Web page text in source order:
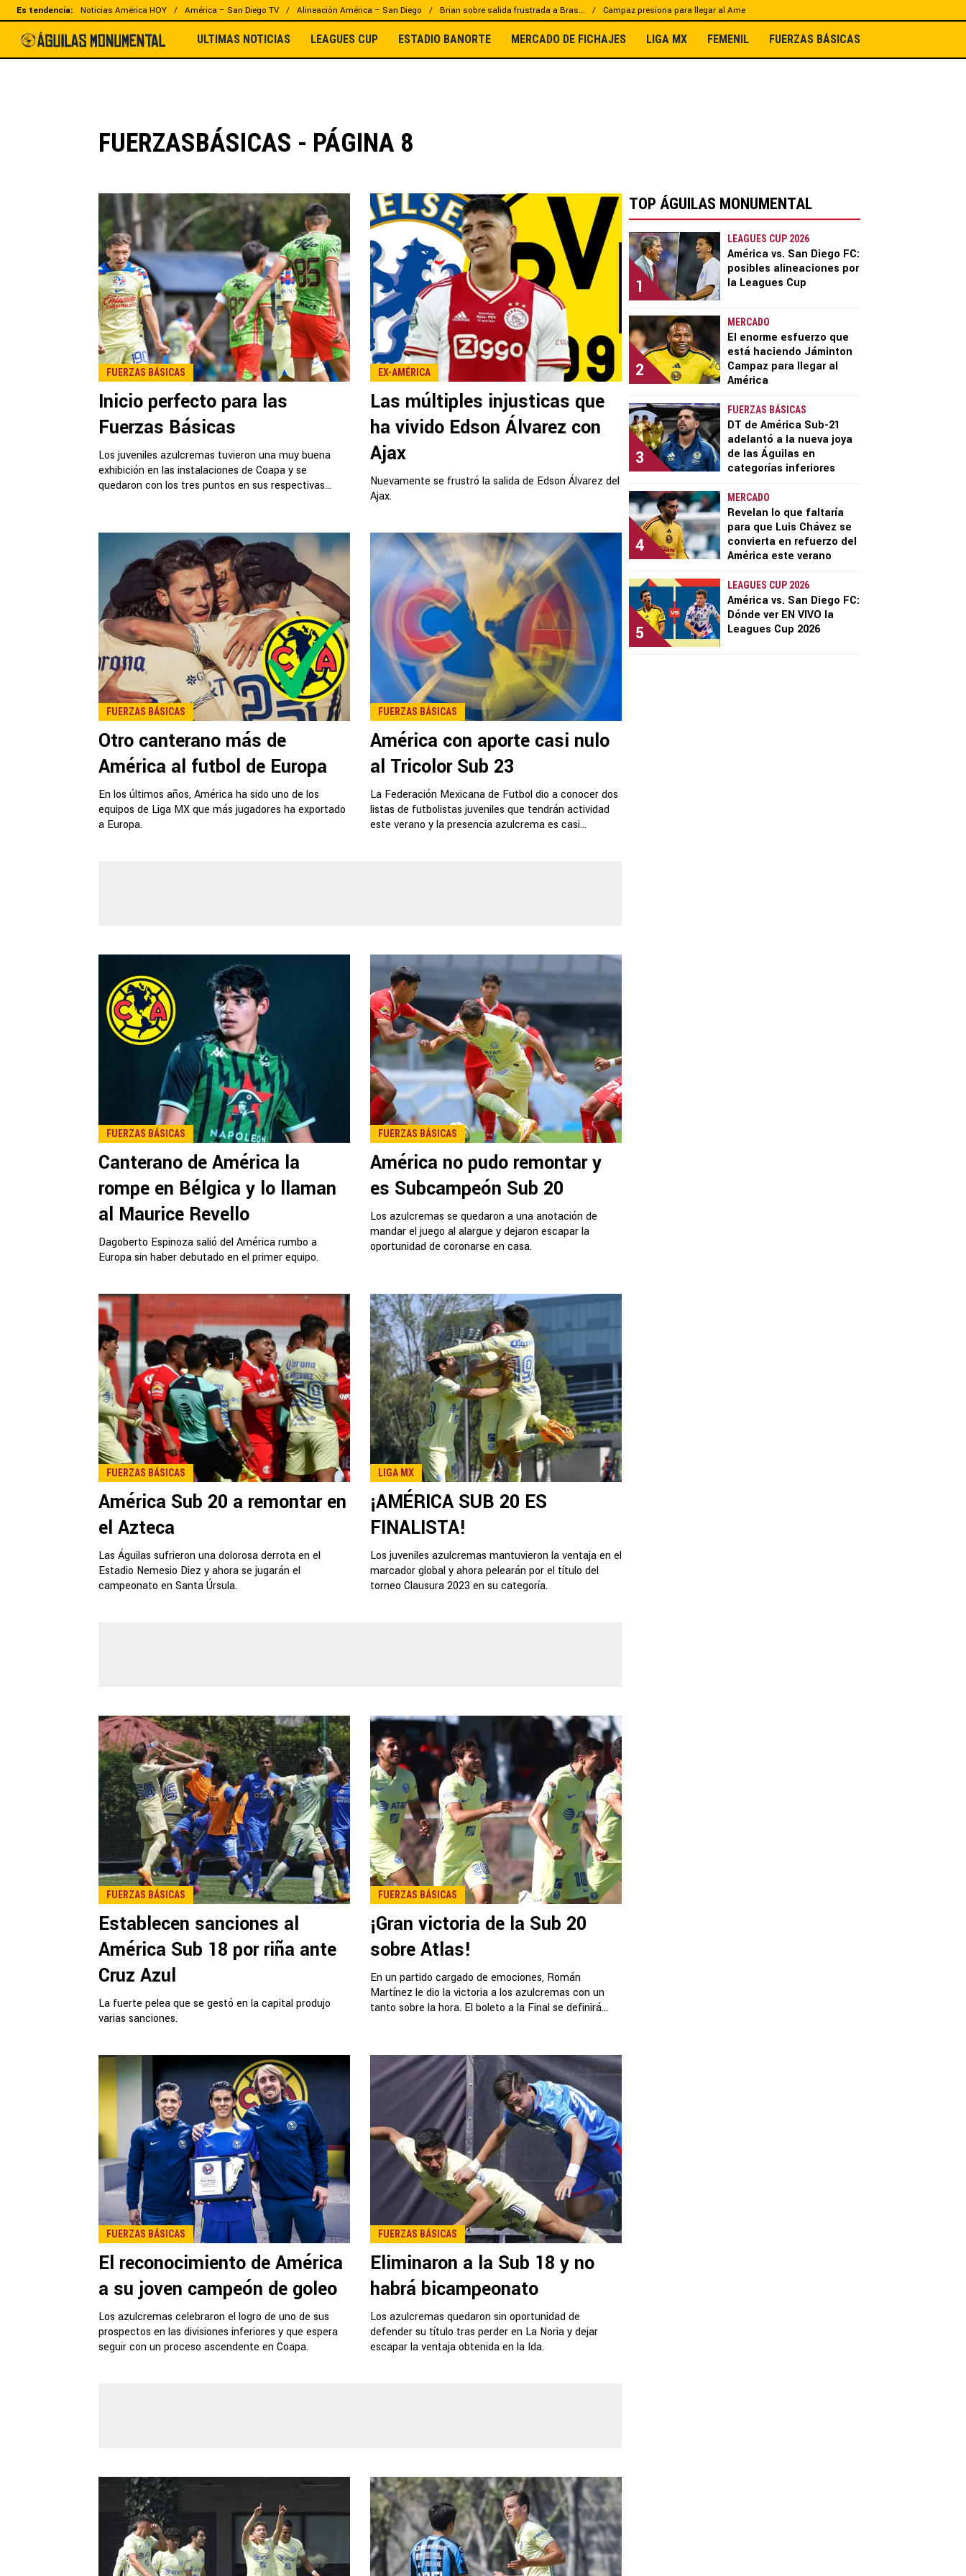
Es tendencia: Noticias América HOY América – San Diego TV Alineación América – San Diego Brian sobre salida frustrada a Bras... Campaz presiona para llegar al Ame
ULTIMAS NOTICIAS LEAGUES CUP ESTADIO BANORTE MERCADO DE FICHAJES LIGA MX FEMENIL FUERZAS BÁSICAS
FUERZASBÁSICAS - PÁGINA 8
FUERZAS BÁSICAS
Inicio perfecto para las
Fuerzas Básicas
Los juveniles azulcremas tuvieron una muy buena
exhibición en las instalaciones de Coapa y se
quedaron con los tres puntos en sus respectivas...
EX-AMÉRICA
Las múltiples injusticas que
ha vivido Edson Álvarez con
Ajax
Nuevamente se frustró la salida de Edson Álvarez del
Ajax.
FUERZAS BÁSICAS
Otro canterano más de
América al futbol de Europa
En los últimos años, América ha sido uno de los
equipos de Liga MX que más jugadores ha exportado
a Europa.
FUERZAS BÁSICAS
América con aporte casi nulo
al Tricolor Sub 23
La Federación Mexicana de Futbol dio a conocer dos
listas de futbolistas juveniles que tendrán actividad
este verano y la presencia azulcrema es casi...
FUERZAS BÁSICAS
Canterano de América la
rompe en Bélgica y lo llaman
al Maurice Revello
Dagoberto Espinoza salió del América rumbo a
Europa sin haber debutado en el primer equipo.
FUERZAS BÁSICAS
América no pudo remontar y
es Subcampeón Sub 20
Los azulcremas se quedaron a una anotación de
mandar el juego al alargue y dejaron escapar la
oportunidad de coronarse en casa.
FUERZAS BÁSICAS
América Sub 20 a remontar en
el Azteca
Las Águilas sufrieron una dolorosa derrota en el
Estadio Nemesio Diez y ahora se jugarán el
campeonato en Santa Úrsula.
LIGA MX
¡AMÉRICA SUB 20 ES
FINALISTA!
Los juveniles azulcremas mantuvieron la ventaja en el
marcador global y ahora pelearán por el título del
torneo Clausura 2023 en su categoría.
FUERZAS BÁSICAS
Establecen sanciones al
América Sub 18 por riña ante
Cruz Azul
La fuerte pelea que se gestó en la capital produjo
varias sanciones.
FUERZAS BÁSICAS
¡Gran victoria de la Sub 20
sobre Atlas!
En un partido cargado de emociones, Román
Martínez le dio la victoria a los azulcremas con un
tanto sobre la hora. El boleto a la Final se definirá...
FUERZAS BÁSICAS
El reconocimiento de América
a su joven campeón de goleo
Los azulcremas celebraron el logro de uno de sus
prospectos en las divisiones inferiores y que espera
seguir con un proceso ascendente en Coapa.
FUERZAS BÁSICAS
Eliminaron a la Sub 18 y no
habrá bicampeonato
Los azulcremas quedaron sin oportunidad de
defender su título tras perder en La Noria y dejar
escapar la ventaja obtenida en la Ida.
TOP ÁGUILAS MONUMENTAL
1
LEAGUES CUP 2026
América vs. San Diego FC:
posibles alineaciones por
la Leagues Cup
2
MERCADO
El enorme esfuerzo que
está haciendo Jáminton
Campaz para llegar al
América
3
FUERZAS BÁSICAS
DT de América Sub-21
adelantó a la nueva joya
de las Águilas en
categorías inferiores
4
MERCADO
Revelan lo que faltaría
para que Luis Chávez se
convierta en refuerzo del
América este verano
5
LEAGUES CUP 2026
América vs. San Diego FC:
Dónde ver EN VIVO la
Leagues Cup 2026